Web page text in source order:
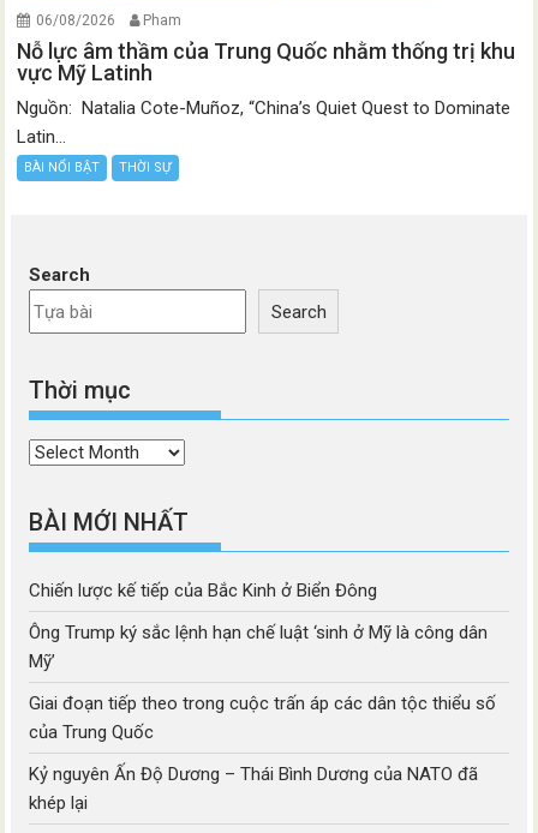
06/08/2026 Pham
Nỗ lực âm thầm của Trung Quốc nhằm thống trị khu
vực Mỹ Latinh
Nguồn: Natalia Cote-Muñoz, “China’s Quiet Quest to Dominate
Latin...
BÀI NỔI BẬT THỜI SỰ
Search
Search
Thời mục
Thời
BÀI MỚI NHẤT
Chiến lược kế tiếp của Bắc Kinh ở Biển Đông
Ông Trump ký sắc lệnh hạn chế luật ‘sinh ở Mỹ là công dân
Mỹ’
Giai đoạn tiếp theo trong cuộc trấn áp các dân tộc thiểu số
của Trung Quốc
Kỷ nguyên Ấn Độ Dương – Thái Bình Dương của NATO đã
khép lại